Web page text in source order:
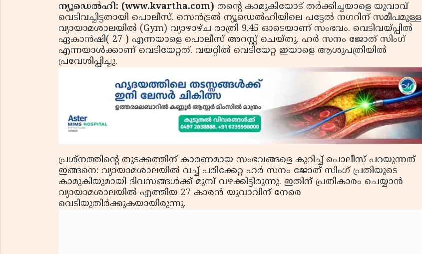
ന്യൂഡെല്‍ഹി: (www.kvartha.com) തന്റെ കാമുകിയോട് തര്‍ക്കിച്ചയാളെ യുവാവ്
വെടിവച്ചിട്ടതായി പൊലീസ്. സെന്‍ട്രല്‍ ന്യൂഡെല്‍ഹിയിലെ പട്ടേല്‍ നഗറിന് സമീപമുള്ള
വ്യായാമശാലയിൽ (Gym) വ്യാഴാഴ്ച രാത്രി 9.45 ഓടെയാണ് സംഭവം. വെടിവയ്പ്പില്‍
ഏകാന്‍ഷി( 27 ) എന്നയാളെ പൊലീസ് അറസ്റ്റ് ചെയ്തു. ഹര്‍ സനം ജോത് സിംഗ്
എന്നയാള്‍ക്കാണ് വെടിയേറ്റത്. വയറ്റില്‍ വെടിയേറ്റ ഇയാളെ ആശുപത്രിയില്‍
പ്രവേശിപ്പിച്ചു.
പ്രശ്‌നത്തിന്റെ തുടക്കത്തിന് കാരണമായ സംഭവങ്ങളെ കുറിച്ച് പൊലീസ് പറയുന്നത്
ഇങ്ങനെ: വ്യായാമശാലയിൽ വച്ച് പരിക്കേറ്റ ഹര്‍ സനം ജോത് സിംഗ് പ്രതിയുടെ
കാമുകിയുമായി ദിവസങ്ങള്‍ക്ക് മുമ്പ് വഴക്കിട്ടിരുന്നു. ഇതിന് പ്രതികാരം ചെയ്യാന്‍
വ്യായാമശാലയിൽ എത്തിയ 27 കാരന്‍ യുവാവിന് നേരെ
വെടിയുതിര്‍ക്കുകയായിരുന്നു.